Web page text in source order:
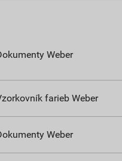
Weber
farieb Weber
Weber